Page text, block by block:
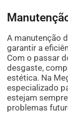
A manutenção
garantir a
Com o passar
desgaste,
estética. Na
especializado
estejam
problemas